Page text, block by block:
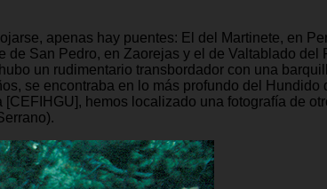
apenas hay puentes: El del Martinete, en
San Pedro, en Zaorejas y el de Valtablado
un rudimentario transbordador con una
se encontraba en lo más profundo del
hemos localizado una fotografía de